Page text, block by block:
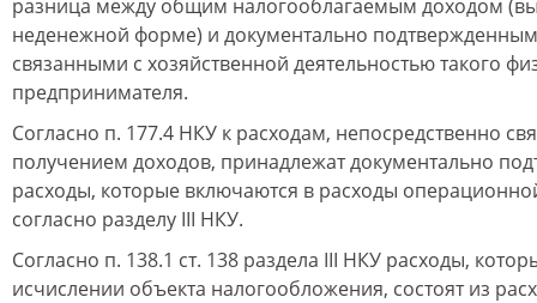
разница между общим налогооблагаемым доходом
неденежной форме) и документально
связанными с хозяйственной деятельностью такого
предпринимателя.
Согласно п. 177.4 НКУ к расходам, непосредственно
получением доходов, принадлежат документально
расходы, которые включаются в расходы
согласно разделу III НКУ.
Согласно п. 138.1 ст. 138 раздела III НКУ расходы,
исчислении объекта налогообложения, состоят из